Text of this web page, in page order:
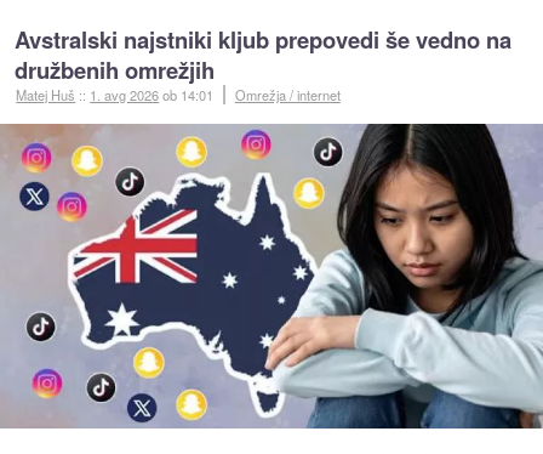
Avstralski najstniki kljub prepovedi še vedno na
družbenih omrežjih
Matej Huš :: 1. avg 2026ob 14:01 Omrežja / internet